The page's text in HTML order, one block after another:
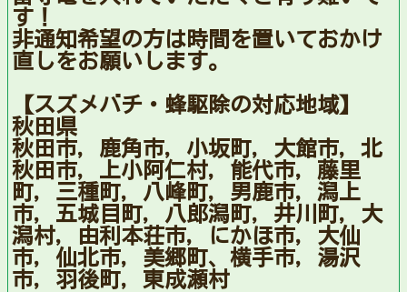
す！
非通知希望の方は時間を置いておかけ
直しをお願いします。
【スズメバチ・蜂駆除の対応地域】
秋田県
秋田市，鹿角市，小坂町，大館市，北
秋田市，上小阿仁村，能代市，藤里
町，三種町，八峰町，男鹿市，潟上
市，五城目町，八郎潟町，井川町，大
潟村，由利本荘市，にかほ市，大仙
市，仙北市，美郷町、横手市，湯沢
市，羽後町，東成瀬村